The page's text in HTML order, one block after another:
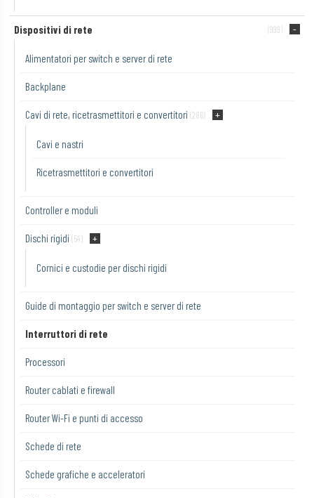
Dispositivi di rete (999)
Alimentatori per switch e server di rete
Backplane
Cavi di rete, ricetrasmettitori e convertitori (286)
Cavi e nastri
Ricetrasmettitori e convertitori
Controller e moduli
Dischi rigidi (54)
Cornici e custodie per dischi rigidi
Guide di montaggio per switch e server di rete
Interruttori di rete
Processori
Router cablati e firewall
Router Wi-Fi e punti di accesso
Schede di rete
Schede grafiche e acceleratori